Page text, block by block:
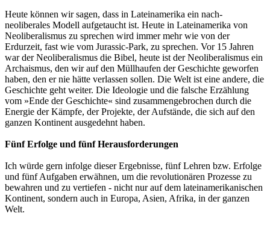
Heute können wir sagen, dass in Lateinamerika ein nach-
neoliberales Modell aufgetaucht ist. Heute in Lateinamerika von
Neoliberalismus zu sprechen wird immer mehr wie von der
Erdurzeit, fast wie vom Jurassic-Park, zu sprechen. Vor 15 Jahren
war der Neoliberalismus die Bibel, heute ist der Neoliberalismus ein
Archaismus, den wir auf den Müllhaufen der Geschichte geworfen
haben, den er nie hätte verlassen sollen. Die Welt ist eine andere, die
Geschichte geht weiter. Die Ideologie und die falsche Erzählung
vom »Ende der Geschichte« sind zusammengebrochen durch die
Energie der Kämpfe, der Projekte, der Aufstände, die sich auf den
ganzen Kontinent ausgedehnt haben.
Fünf Erfolge und fünf Herausforderungen
Ich würde gern infolge dieser Ergebnisse, fünf Lehren bzw. Erfolge
und fünf Aufgaben erwähnen, um die revolutionären Prozesse zu
bewahren und zu vertiefen - nicht nur auf dem lateinamerikanischen
Kontinent, sondern auch in Europa, Asien, Afrika, in der ganzen
Welt.